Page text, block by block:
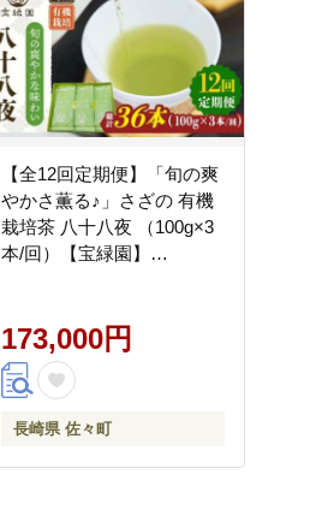
【全12回定期便】「旬の爽
やかさ薫る♪」さざの 有機
栽培茶 八十八夜 （100g×3
本/回）【宝緑園】
173,000円
長崎県 佐々町